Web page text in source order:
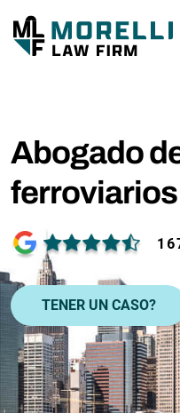
Abogado
ferroviarios
TENER UN CASO?